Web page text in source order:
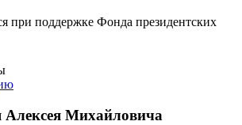
при поддержке Фонда президентских
Алексея Михайловича